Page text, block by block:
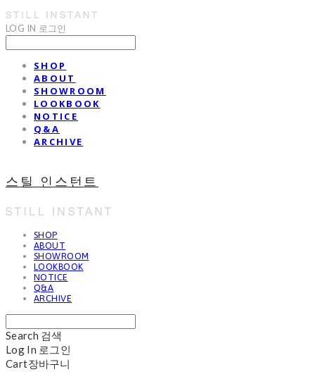
LOG IN 로그인
SHOP
ABOUT
SHOWROOM
LOOKBOOK
NOTICE
Q&A
ARCHIVE
스틸 인스턴트
SHOP
ABOUT
SHOWROOM
LOOKBOOK
NOTICE
Q&A
ARCHIVE
Search 검색
Log In 로그인
Cart장바구니